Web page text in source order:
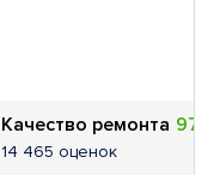
Качество ремонта 97%
14 465 оценок